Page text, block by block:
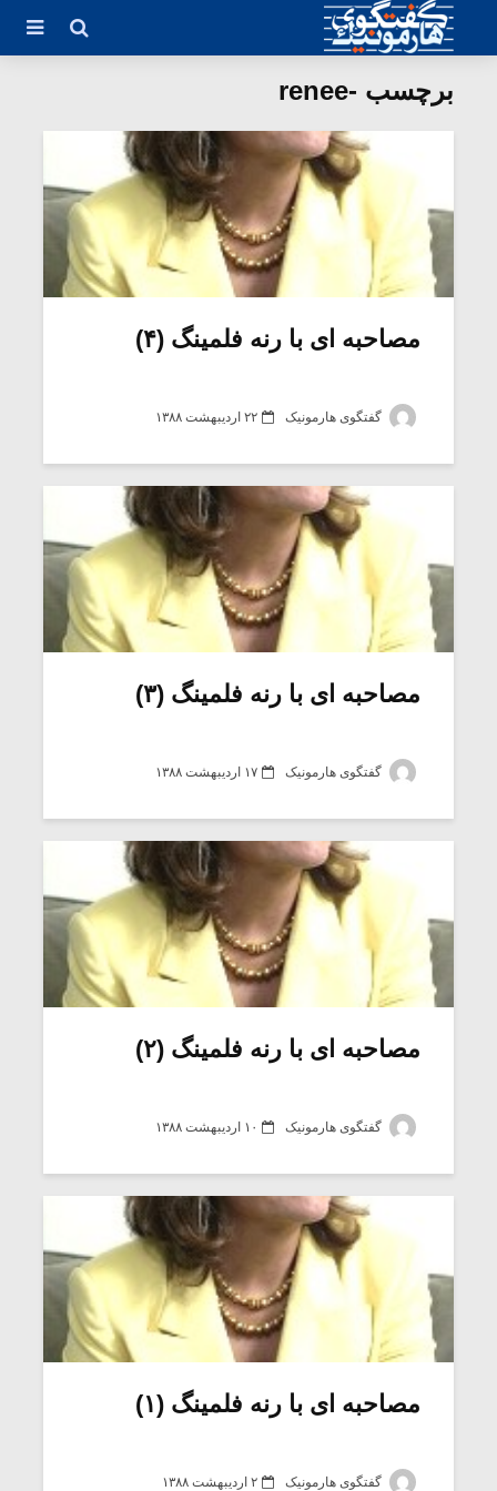
برچسب -renee
مصاحبه ای با رنه فلمینگ (۴)
گفتگوی هارمونیک ۲۲ اردیبهشت ۱۳۸۸
مصاحبه ای با رنه فلمینگ (۳)
گفتگوی هارمونیک ۱۷ اردیبهشت ۱۳۸۸
مصاحبه ای با رنه فلمینگ (۲)
گفتگوی هارمونیک ۱۰ اردیبهشت ۱۳۸۸
مصاحبه ای با رنه فلمینگ (۱)
گفتگوی هارمونیک ۲ اردیبهشت ۱۳۸۸
میکلوش روژا موریس ژار